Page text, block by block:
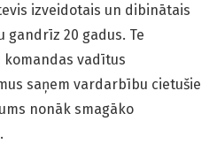
izveidotais un dibinātais
gandrīz 20 gadus. Te
vadītus
saņem vardarbību cietušie
nonāk smagāko